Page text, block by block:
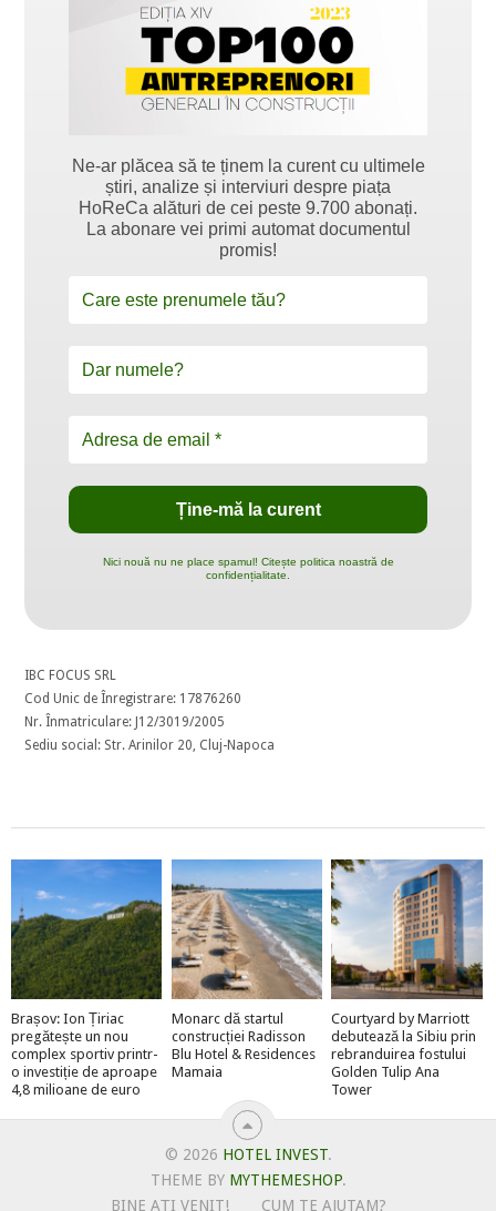
Ne-ar plăcea să te ținem la curent cu ultimele
știri, analize și interviuri despre piața
HoReCa alături de cei peste 9.700 abonați.
La abonare vei primi automat documentul
promis!
Nici nouă nu ne place spamul! Citește politica noastră de
confidențialitate.
IBC FOCUS SRL
Cod Unic de Înregistrare: 17876260
Nr. Înmatriculare: J12/3019/2005
Sediu social: Str. Arinilor 20, Cluj-Napoca
Brașov: Ion Țiriac
pregătește un nou
complex sportiv printr-
o investiție de aproape
4,8 milioane de euro
Monarc dă startul
construcției Radisson
Blu Hotel & Residences
Mamaia
Courtyard by Marriott
debutează la Sibiu prin
rebranduirea fostului
Golden Tulip Ana
Tower
© 2026 HOTEL INVEST.
THEME BY MYTHEMESHOP.
BINE AȚI VENIT!
CUM TE AJUTAM?